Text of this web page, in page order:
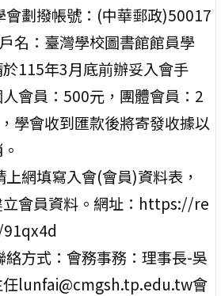
會劃撥帳號：(中華郵政)50017
名：臺灣學校圖書館館員學
115年3月底前辦妥入會手
會員：500元，團體會員：2
學會收到匯款後將寄發收據以
上網填寫入會(會員)資料表，
立會員資料。網址：https://re
絡方式：會務事務：理事長-吳
任lunfai@cmgsh.tp.edu.tw會